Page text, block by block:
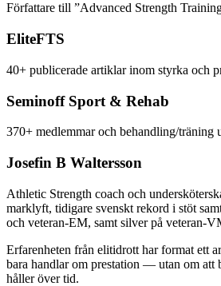
Författare till ”Advanced Strength
EliteFTS
40+ publicerade artiklar inom styrka och
Seminoff Sport & Rehab
370+ medlemmar och behandling/träning
Josefin B Waltersson
Athletic Strength coach och
marklyft, tidigare svenskt rekord i stöt
och veteran-EM, samt silver på veteran-
Erfarenheten från elitidrott har format ett
bara handlar om prestation — utan om att
håller över tid.